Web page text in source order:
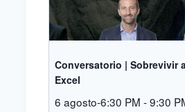
Conversatorio | Sobrevivir
Excel
6 agosto-6:30 PM -9:30